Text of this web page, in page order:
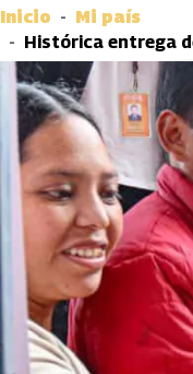
Inicio
Mi país
Histórica entrega